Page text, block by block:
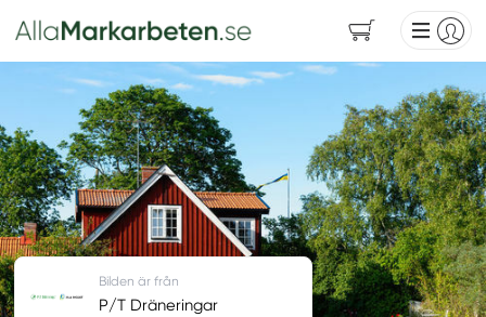
Bilden är från
P/T Dräneringar